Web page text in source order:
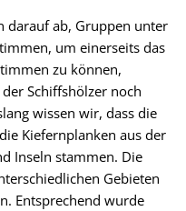
darauf ab, Gruppen unter
um einerseits das
zu können,
Schiffshölzer noch
wissen wir, dass die
Kiefernplanken aus der
Inseln stammen. Die
Gebieten
Entsprechend wurde